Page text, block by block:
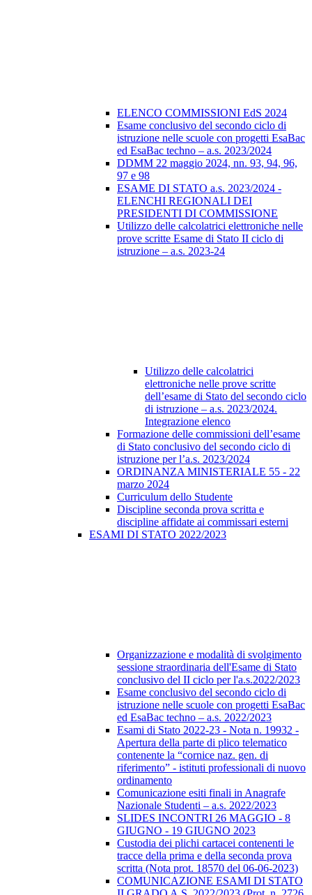
ELENCO COMMISSIONI EdS 2024
Esame conclusivo del secondo ciclo di
istruzione nelle scuole con progetti EsaBac
ed EsaBac techno – a.s. 2023/2024
DDMM 22 maggio 2024, nn. 93, 94, 96,
97 e 98
ESAME DI STATO a.s. 2023/2024 -
ELENCHI REGIONALI DEI
PRESIDENTI DI COMMISSIONE
Utilizzo delle calcolatrici elettroniche nelle
prove scritte Esame di Stato II ciclo di
istruzione – a.s. 2023-24
Utilizzo delle calcolatrici
elettroniche nelle prove scritte
dell’esame di Stato del secondo ciclo
di istruzione – a.s. 2023/2024.
Integrazione elenco
Formazione delle commissioni dell’esame
di Stato conclusivo del secondo ciclo di
istruzione per l’a.s. 2023/2024
ORDINANZA MINISTERIALE 55 - 22
marzo 2024
Curriculum dello Studente
Discipline seconda prova scritta e
discipline affidate ai commissari esterni
ESAMI DI STATO 2022/2023
Organizzazione e modalità di svolgimento
sessione straordinaria dell'Esame di Stato
conclusivo del II ciclo per l'a.s.2022/2023
Esame conclusivo del secondo ciclo di
istruzione nelle scuole con progetti EsaBac
ed EsaBac techno – a.s. 2022/2023
Esami di Stato 2022-23 - Nota n. 19932 -
Apertura della parte di plico telematico
contenente la “cornice naz. gen. di
riferimento” - istituti professionali di nuovo
ordinamento
Comunicazione esiti finali in Anagrafe
Nazionale Studenti – a.s. 2022/2023
SLIDES INCONTRI 26 MAGGIO - 8
GIUGNO - 19 GIUGNO 2023
Custodia dei plichi cartacei contenenti le
tracce della prima e della seconda prova
scritta (Nota prot. 18570 del 06-06-2023)
COMUNICAZIONE ESAMI DI STATO